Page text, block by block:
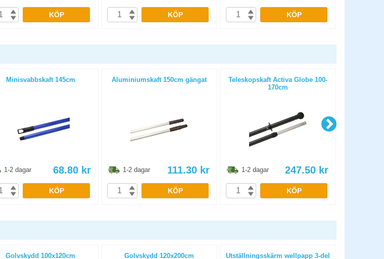
KÖP KÖP KÖP
Minisvabbskaft 145cm
1-2 dagar 68.80 kr
KÖP
Aluminiumskaft 150cm gängat
1-2 dagar 111.30 kr
KÖP
Teleskopskaft Activa Globe 100-
170cm
1-2 dagar 247.50 kr
KÖP
Golvskydd 100x120cm Golvskydd 120x200cm
Utställningsskärm wellpapp 3-del